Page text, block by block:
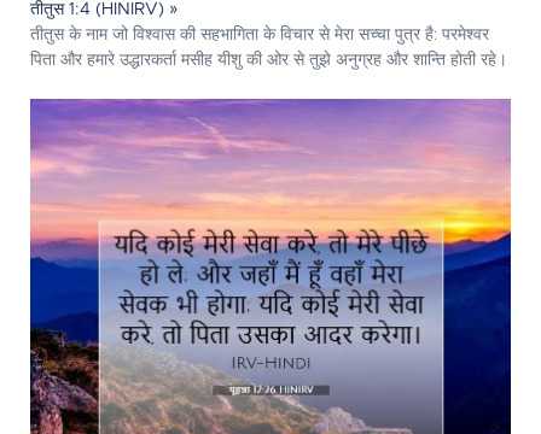
तीतुस 1:4 (HINIRV) »
तीतुस के नाम जो विश्वास की सहभागिता के विचार से मेरा सच्चा पुत्र है: परमेश्‍वर
पिता और हमारे उद्धारकर्ता मसीह यीशु की ओर से तुझे अनुग्रह और शान्ति होती रहे।